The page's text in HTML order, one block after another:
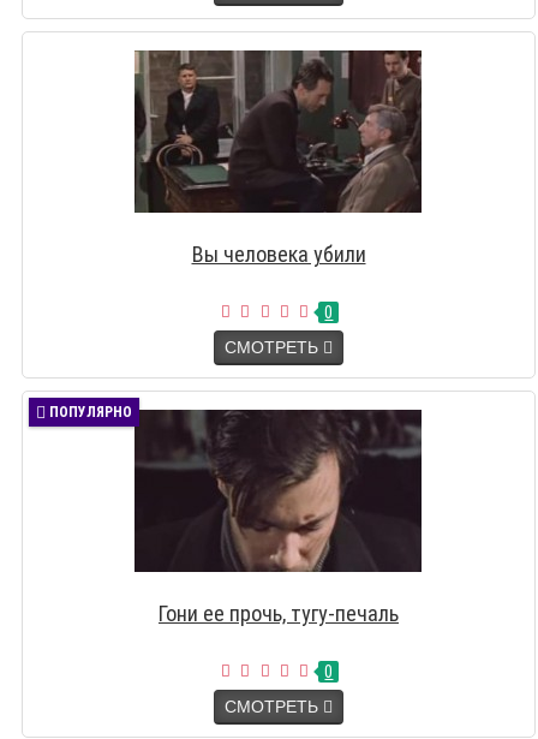
Вы человека убили
0
СМОТРЕТЬ
ПОПУЛЯРНО
Гони ее прочь, тугу-печаль
0
СМОТРЕТЬ